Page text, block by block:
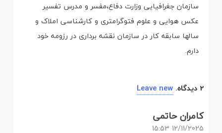
سازمان جغرافیایی وزارت دفاع،مفسر و مدرس تفسیر
عکس هوایی و علوم فتوگرامتری و کارشناسی املاک و
سالها سابقه کار در سازمان نقشه برداری در رزومه خود
دارم.
2 دیدگاه.
Leave new
کامران حاتمی
12/11/2025 15:53